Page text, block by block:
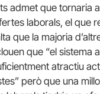
admet que tornaria
laborals, el que
que la majoria
que “el sistema
atractiu
però que una